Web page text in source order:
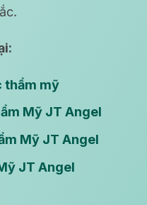
thẩm mỹ
Mỹ JT Angel
Mỹ JT Angel
JT Angel